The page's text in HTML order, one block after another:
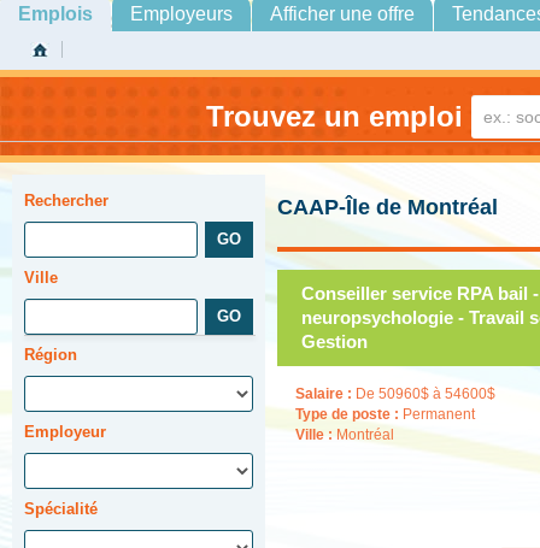
Emplois Employeurs Afficher une offre
Trouvez un emploi
Rechercher
Ville
Région
Employeur
Spécialité
CAAP-Île de Montréal
Conseiller service RPA bail
neuropsychologie - Travail
Gestion
Salaire : De 50960$ à 54600$
Type de poste : Permanent
Ville :Montréal